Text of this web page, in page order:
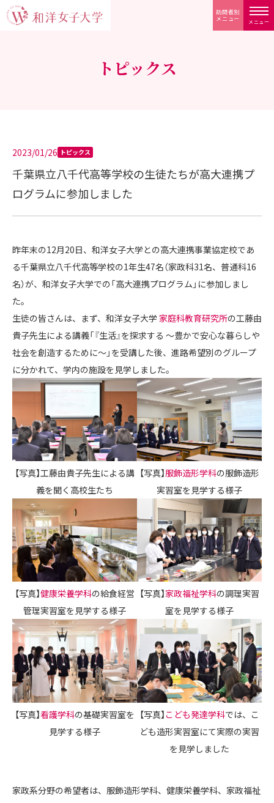
メニュー
訪問者別
メニュー
トピックス
2023/01/26 トピックス
千葉県立八千代高等学校の生徒たちが高大連携プ
ログラムに参加しました
昨年末の12月20日、和洋女子大学との高大連携事業協定校であ
る千葉県立八千代高等学校の1年生47名（家政科31名、普通科16
名）が、和洋女子大学での「高大連携プログラム」に参加しまし
た。
生徒の皆さんは、まず、和洋女子大学 家庭科教育研究所の工藤由
貴子先生による講義「『生活』を探求する ～豊かで安心な暮らしや
社会を創造するために～」を受講した後、進路希望別のグループ
に分かれて、学内の施設を見学しました。
【写真】工藤由貴子先生による講
義を聞く高校生たち
【写真】服飾造形学科の服飾造形
実習室を見学する様子
【写真】健康栄養学科の給食経営
管理実習室を見学する様子
【写真】家政福祉学科の調理実習
室を見学する様子
【写真】看護学科の基礎実習室を
見学する様子
【写真】 こども発達学科では、こ
ども造形実習室にて実際の実習
を見学しました
家政系分野の希望者は、服飾造形学科、健康栄養学科、家政福祉